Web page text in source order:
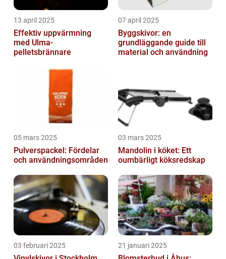
13 april 2025
Effektiv uppvärmning
med Ulma-
pelletsbrännare
07 april 2025
Byggskivor: en
grundläggande guide till
material och användning
05 mars 2025
Pulverspackel: Fördelar
och användningsområden
03 mars 2025
Mandolin i köket: Ett
oumbärligt köksredskap
03 februari 2025 21 januari 2025